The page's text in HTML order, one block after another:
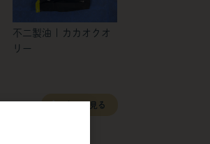
不二製油 | カカオクオ
リー
すべて見る